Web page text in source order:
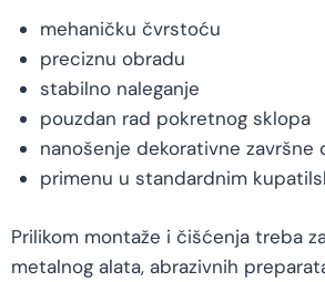
mehaničku čvrstoću
preciznu obradu
stabilno naleganje
pouzdan rad pokretnog sklopa
nanošenje dekorativne završne
primenu u standardnim
Prilikom montaže i čišćenja treba
metalnog alata, abrazivnih